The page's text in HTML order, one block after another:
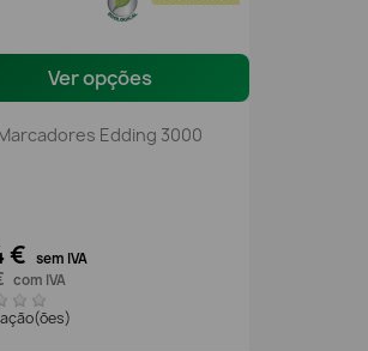
Ver opções
Edding 3000
€ sem IVA
com IVA